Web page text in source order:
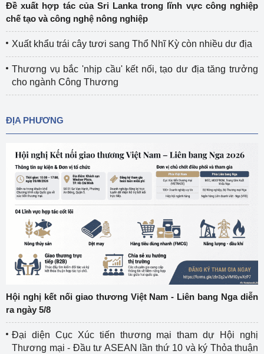
Đề xuất hợp tác của Sri Lanka trong lĩnh vực công nghiệp
chế tạo và công nghệ nông nghiệp
Xuất khẩu trái cây tươi sang Thổ Nhĩ Kỳ còn nhiều dư địa
Thương vụ bắc 'nhịp cầu' kết nối, tạo dư địa tăng trưởng
cho ngành Công Thương
ĐỊA PHƯƠNG
Hội nghị kết nối giao thương Việt Nam - Liên bang Nga diễn
ra ngày 5/8
Đại diện Cục Xúc tiến thương mại tham dự Hội nghị
Thương mại - Đầu tư ASEAN lần thứ 10 và ký Thỏa thuận